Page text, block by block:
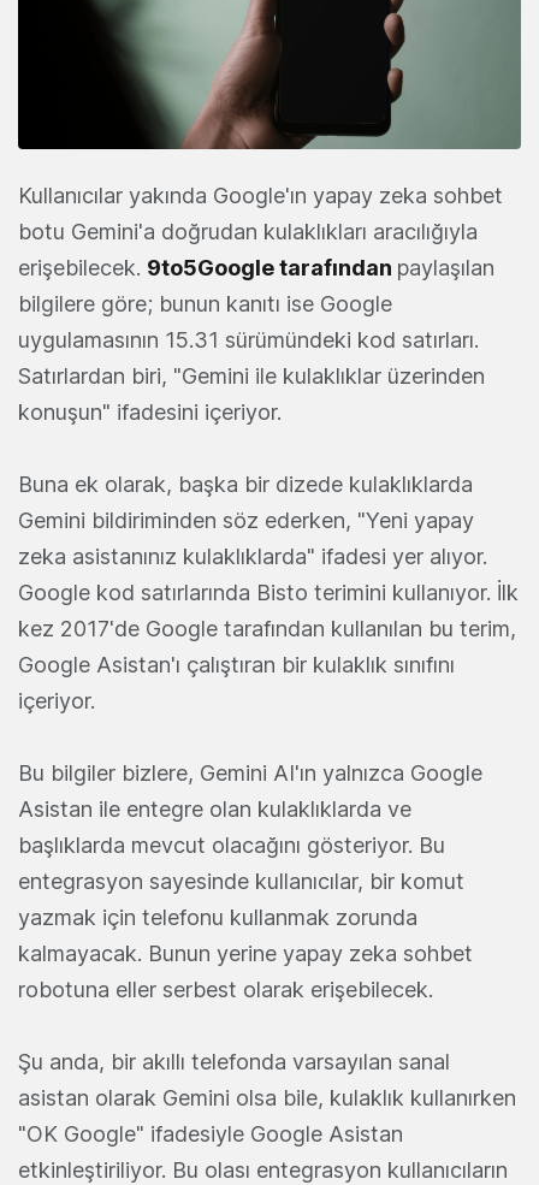
Kullanıcılar yakında Google'ın yapay zeka sohbet
botu Gemini'a doğrudan kulaklıkları aracılığıyla
erişebilecek. 9to5Google tarafından paylaşılan
bilgilere göre; bunun kanıtı ise Google
uygulamasının 15.31 sürümündeki kod satırları.
Satırlardan biri, "Gemini ile kulaklıklar üzerinden
konuşun" ifadesini içeriyor.
Buna ek olarak, başka bir dizede kulaklıklarda
Gemini bildiriminden söz ederken, "Yeni yapay
zeka asistanınız kulaklıklarda" ifadesi yer alıyor.
Google kod satırlarında Bisto terimini kullanıyor. İlk
kez 2017'de Google tarafından kullanılan bu terim,
Google Asistan'ı çalıştıran bir kulaklık sınıfını
içeriyor.
Bu bilgiler bizlere, Gemini AI'ın yalnızca Google
Asistan ile entegre olan kulaklıklarda ve
başlıklarda mevcut olacağını gösteriyor. Bu
entegrasyon sayesinde kullanıcılar, bir komut
yazmak için telefonu kullanmak zorunda
kalmayacak. Bunun yerine yapay zeka sohbet
robotuna eller serbest olarak erişebilecek.
Şu anda, bir akıllı telefonda varsayılan sanal
asistan olarak Gemini olsa bile, kulaklık kullanırken
"OK Google" ifadesiyle Google Asistan
etkinleştiriliyor. Bu olası entegrasyon kullanıcıların